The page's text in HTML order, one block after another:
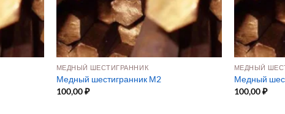
МЕДНЫЙ ШЕСТИГРАННИК
Медный шестигранник М2
100,00₽
МЕДНЫЙ
Медный
100,00₽